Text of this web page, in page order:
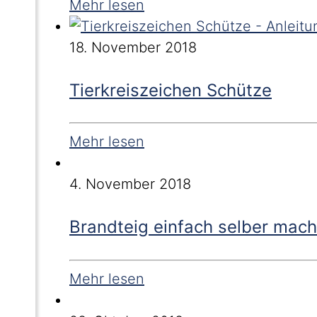
Mehr lesen
18. November 2018
Tierkreiszeichen Schütze
Mehr lesen
4. November 2018
Brandteig einfach selber
Mehr lesen